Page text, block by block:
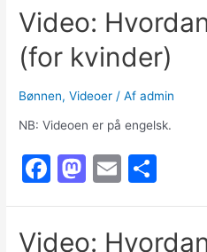
e
b
o
o
k
o
d
o
n
l
e
Video:
(for kvinder)
Bønnen,Videoer / Afadmin
NB: Videoen er på engelsk.
F
a
c
M
a
st
E
m
ai
h
ar
Video: